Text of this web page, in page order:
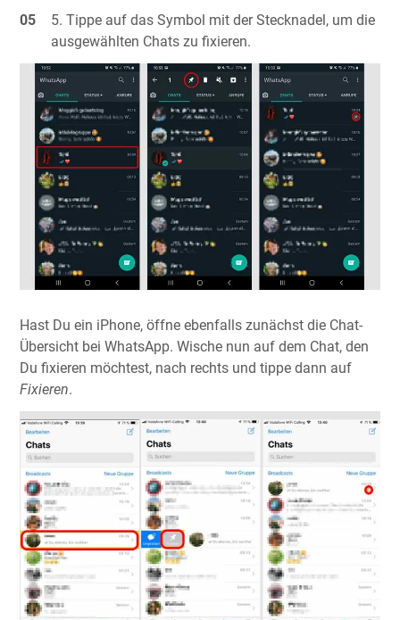
Tippe auf das Symbol mit der Stecknadel, um die
ausgewählten Chats zu fixieren.
Hast Du ein iPhone, öffne ebenfalls zunächst die Chat-
Übersicht bei WhatsApp. Wische nun auf dem Chat, den
Du fixieren möchtest, nach rechts und tippe dann auf
Fixieren.